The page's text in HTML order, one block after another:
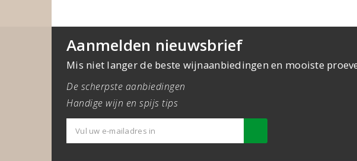
Aanmelden nieuwsbrief
Mis niet langer de beste wijnaanbiedingen en mooiste
De scherpste aanbiedingen
Handige wijn en spijs tips